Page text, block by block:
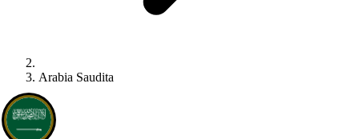
Arabia Saudita